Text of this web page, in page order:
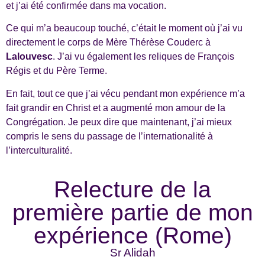
et j’ai été confirmée dans ma vocation.
Ce qui m’a beaucoup touché, c’était le moment où j’ai vu
directement le corps de Mère Thérèse Couderc à
Lalouvesc. J’ai vu également les reliques de François
Régis et du Père Terme.
En fait, tout ce que j’ai vécu pendant mon expérience m’a
fait grandir en Christ et a augmenté mon amour de la
Congrégation. Je peux dire que maintenant, j’ai mieux
compris le sens du passage de l’internationalité à
l’interculturalité.
Relecture de la
première partie de mon
expérience (Rome)
Sr Alidah